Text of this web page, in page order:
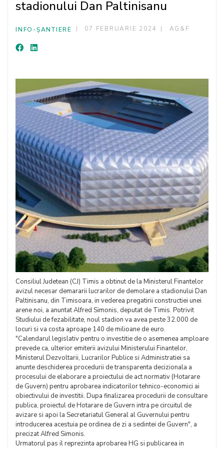
stadionului Dan Paltinisanu
INFO-ȘANTIERE 07 FEBRUARIE 2024 AG&F
Consiliul Judetean (CJ) Timis a obtinut de la Ministerul Finantelor
avizul necesar demararii lucrarilor de demolare a stadionului Dan
Paltinisanu, din Timisoara, in vederea pregatirii constructiei unei
arene noi, a anuntat Alfred Simonis, deputat de Timis. Potrivit
Studiului de fezabilitate, noul stadion va avea peste 32.000 de
locuri si va costa aproape 140 de milioane de euro.
"Calendarul legislativ pentru o investitie de o asemenea amploare
prevede ca, ulterior emiterii avizului Ministerului Finantelor,
Ministerul Dezvoltarii, Lucrarilor Publice si Administratiei sa
anunte deschiderea procedurii de transparenta decizionala a
procesului de elaborare a proiectului de act normativ (Hotarare
de Guvern) pentru aprobarea indicatorilor tehnico-economici ai
obiectivului de investitii. Dupa finalizarea procedurii de consultare
publica, proiectul de Hotarare de Guvern intra pe circuitul de
avizare si apoi la Secretariatul General al Guvernului pentru
introducerea acestuia pe ordinea de zi a sedintei de Guvern", a
precizat Alfred Simonis.
Urmatorul pas il reprezinta aprobarea HG si publicarea in